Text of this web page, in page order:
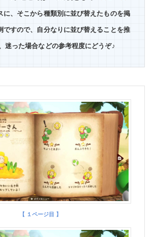
に、そこから種類別に並び替えたものを掲
ですので、自分なりに並び替えることを推
迷った場合などの参考程度にどうぞ♪
【 １ページ目 】